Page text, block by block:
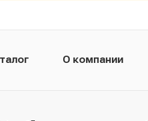
О компании